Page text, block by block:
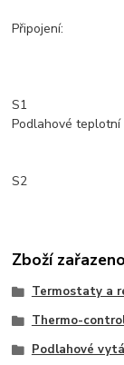
Připojení:
S1
Podlahové
S2
Zboží
Termostaty a
Thermo-
Podlahové